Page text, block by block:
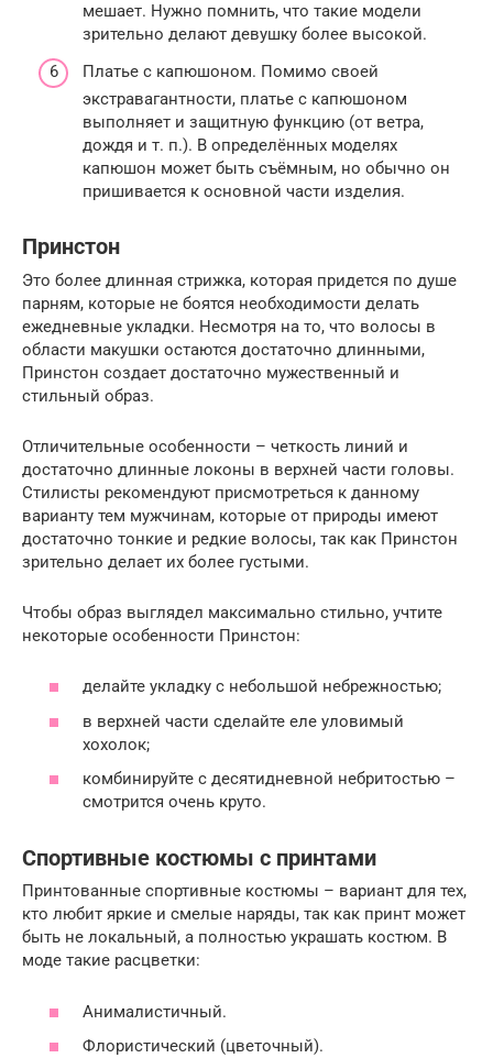
мешает. Нужно помнить, что такие модели
зрительно делают девушку более высокой.
Платье с капюшоном. Помимо своей
экстравагантности, платье с капюшоном
выполняет и защитную функцию (от ветра,
дождя и т. п.). В определённых моделях
капюшон может быть съёмным, но обычно он
пришивается к основной части изделия.
Принстон
Это более длинная стрижка, которая придется по душе
парням, которые не боятся необходимости делать
ежедневные укладки. Несмотря на то, что волосы в
области макушки остаются достаточно длинными,
Принстон создает достаточно мужественный и
стильный образ.
Отличительные особенности – четкость линий и
достаточно длинные локоны в верхней части головы.
Стилисты рекомендуют присмотреться к данному
варианту тем мужчинам, которые от природы имеют
достаточно тонкие и редкие волосы, так как Принстон
зрительно делает их более густыми.
Чтобы образ выглядел максимально стильно, учтите
некоторые особенности Принстон:
делайте укладку с небольшой небрежностью;
в верхней части сделайте еле уловимый
хохолок;
комбинируйте с десятидневной небритостью –
смотрится очень круто.
Спортивные костюмы с принтами
Принтованные спортивные костюмы – вариант для тех,
кто любит яркие и смелые наряды, так как принт может
быть не локальный, а полностью украшать костюм. В
моде такие расцветки:
Анималистичный.
Флористический (цветочный).